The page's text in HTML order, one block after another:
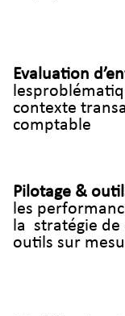
Evaluation
contexte
comptable
Pilotage &
les
la stratégie
outils sur